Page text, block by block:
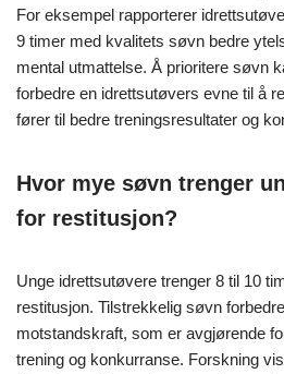
For eksempel rapporterer
9 timer med kvalitets søvn bedre
mental utmattelse. Å prioritere søvn
forbedre en idrettsutøvers evne til å
fører til bedre treningsresultater og
Hvor mye søvn trenger
for restitusjon?
Unge idrettsutøvere trenger 8 til 10
restitusjon. Tilstrekkelig søvn
motstandskraft, som er avgjørende
trening og konkurranse. Forskning